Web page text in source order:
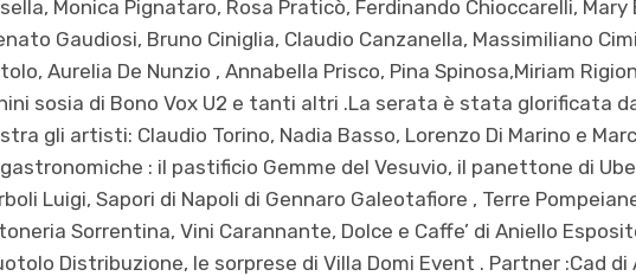
Monica Pignataro, Rosa Praticò, Ferdinando Chioccarelli, Mary
Gaudiosi, Bruno Ciniglia, Claudio Canzanella, Massimiliano
Aurelia De Nunzio , Annabella Prisco, Pina Spinosa,Miriam
sosia di Bono Vox U2 e tanti altri .La serata è stata glorificata
gli artisti: Claudio Torino, Nadia Basso, Lorenzo Di Marino e
: il pastificio Gemme del Vesuvio, il panettone di
Luigi, Sapori di Napoli di Gennaro Galeotafiore , Terre
Sorrentina, Vini Carannante, Dolce e Caffe’ di Aniello
Distribuzione, le sorprese di Villa Domi Event . Partner :Cad